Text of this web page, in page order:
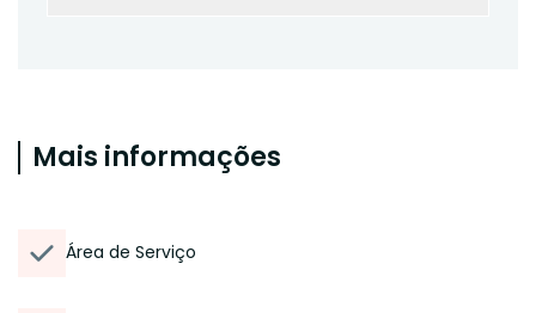
Mais informações
Área de Serviço